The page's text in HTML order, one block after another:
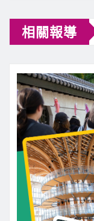
相關報導